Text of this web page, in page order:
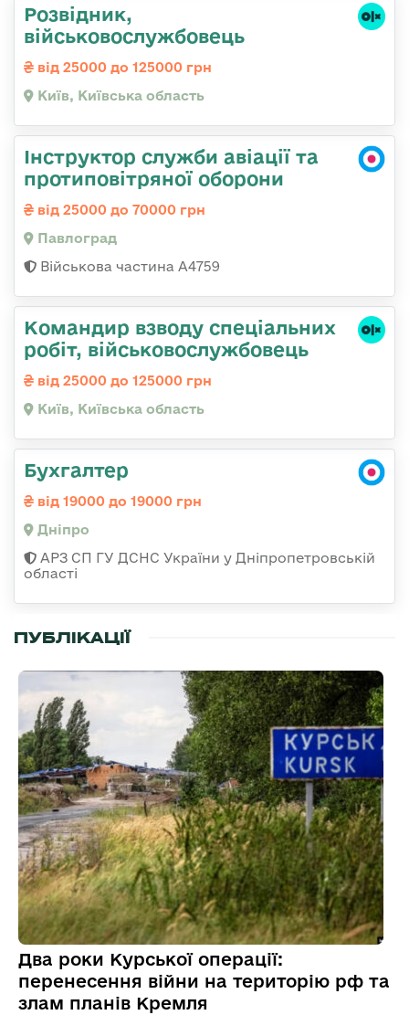
Розвідник,
військовослужбовець
від 25000 до 125000 грн
Київ, Київська область
Інструктор служби авіації та
протиповітряної оборони
від 25000 до 70000 грн
Павлоград
Військова частина А4759
Командир взводу спеціальних
робіт, військовослужбовець
від 25000 до 125000 грн
Київ, Київська область
Бухгалтер
від 19000 до 19000 грн
Дніпро
АРЗ СП ГУ ДСНС України у Дніпропетровській
області
ПУБЛІКАЦІЇ
Два роки Курської операції:
перенесення війни на територію рф та
злам планів Кремля